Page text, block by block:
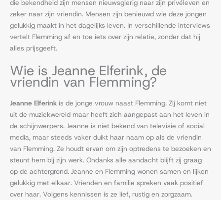
die bekendheid zijn mensen nieuwsgierig naar zijn privéleven en
zeker naar zijn vriendin. Mensen zijn benieuwd wie deze jongen
gelukkig maakt in het dagelijks leven. In verschillende interviews
vertelt Flemming af en toe iets over zijn relatie, zonder dat hij
alles prijsgeeft.
Wie is Jeanne Elferink, de
vriendin van Flemming?
Jeanne Elferink is de jonge vrouw naast Flemming. Zij komt niet
uit de muziekwereld maar heeft zich aangepast aan het leven in
de schijnwerpers. Jeanne is niet bekend van televisie of social
media, maar steeds vaker duikt haar naam op als de vriendin
van Flemming. Ze houdt ervan om zijn optredens te bezoeken en
steunt hem bij zijn werk. Ondanks alle aandacht blijft zij graag
op de achtergrond. Jeanne en Flemming wonen samen en lijken
gelukkig met elkaar. Vrienden en familie spreken vaak positief
over haar. Volgens kennissen is ze lief, rustig en zorgzaam.